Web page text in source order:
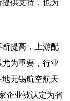
供支持，也为
提高，上游配
为重要，行业
无锡航空航天
企业被认定为省